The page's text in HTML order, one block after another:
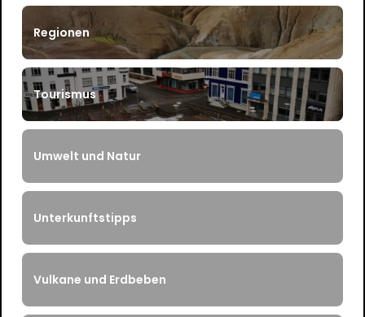
Regionen
Tourismus
Umwelt und Natur
Unterkunftstipps
Vulkane und Erdbeben